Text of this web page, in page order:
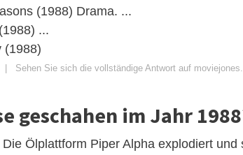
(1988) Drama. ...
...
(1988)
Sehen Sie sich die vollständige Antwort auf
geschahen im Jahr
Ölplattform Piper Alpha explodiert und